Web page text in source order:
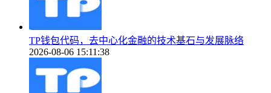
TP钱包代码，去中心化金融的技术基石与发展脉络
2026-08-06 15:11:38